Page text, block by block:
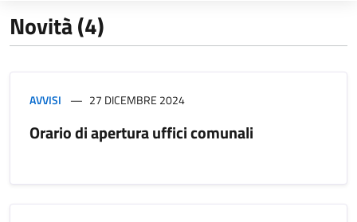
Novità (4)
AVVISI 27 DICEMBRE 2024
Orario di apertura uffici comunali